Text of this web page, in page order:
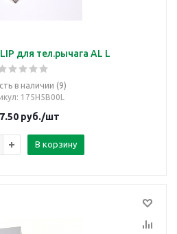
для тел.рычага AL L
в наличии (9)
: 175Н5B00L
руб./шт
В корзину